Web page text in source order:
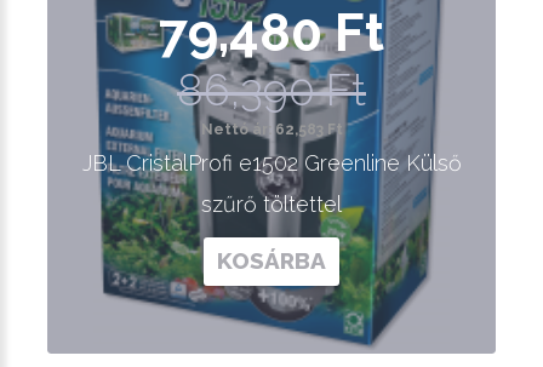
79,480 Ft
86,390 Ft
Nettó ár: 62,583 Ft
JBL CristalProfi e1502 Greenline Külső
szűrő töltettel
KOSÁRBA